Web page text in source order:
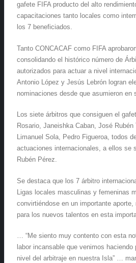
gafete FIFA producto del alto
capacitaciones tanto locales como
los 7 beneficiados.
Tanto CONCACAF como FIFA
consolidando el histórico número de
autorizados para actuar a nivel
Antonio López y Jesús Lebrón logran
nominaciones desde que asumieron en
Los siete árbitros que consiguen el
Rosario, Janeishka Caban, José
Limanuel Sola, Pedro Figueroa, todos
actuaciones internacionales, a ellos se
Rubén Pérez.
Se destaca que los 7 árbitro
Ligas locales masculinas y femeninas
convirtiéndose en un importante
para los nuevos talentos en esta
… “Me siento muy contento con esta
labor incansable que venimos haciendo
nivel del arbitraje en nuestra Isla” …